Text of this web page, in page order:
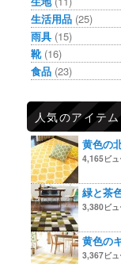
生活用品 (25)
雨具 (15)
靴(16)
食品 (23)
人気のアイテム
黄色の
4,165ビュ
緑と茶
3,380ビュ
黄色の
3,367ビュ